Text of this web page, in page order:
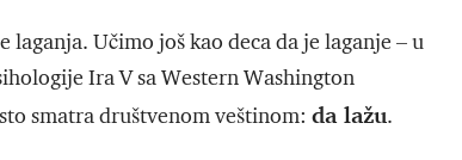
Učimo još kao deca da je laganje – u
Ira V sa Western Washington
smatra društvenom veštinom: da lažu.